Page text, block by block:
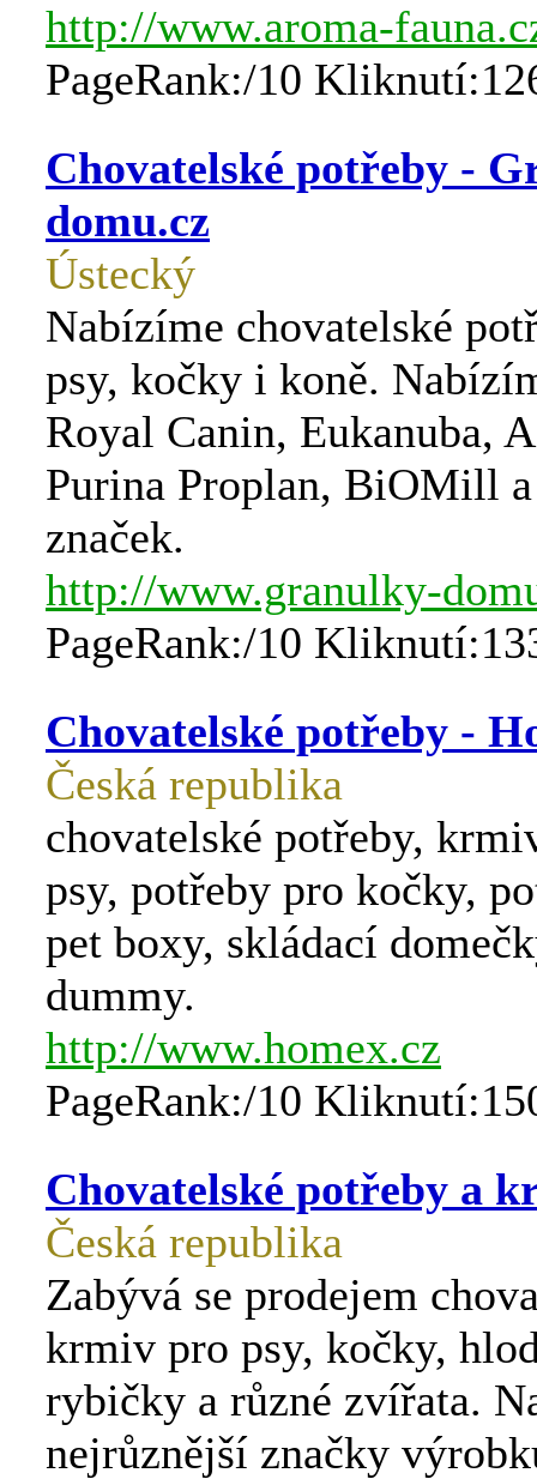
http://www.aroma-
PageRank:/10
Chovatelské potřeby -
domu.cz
Ústecký
Nabízíme chovatelské
psy, kočky i koně.
Royal Canin, Eukanuba,
Purina Proplan, BiOMill
značek.
http://www.granulky-
PageRank:/10
Chovatelské potřeby -
Česká republika
chovatelské potřeby,
psy, potřeby pro kočky,
pet boxy, skládací
dummy.
http://www.homex.cz
PageRank:/10
Chovatelské potřeby a
Česká republika
Zabývá se prodejem
krmiv pro psy, kočky,
rybičky a různé zvířata.
nejrůznější značky